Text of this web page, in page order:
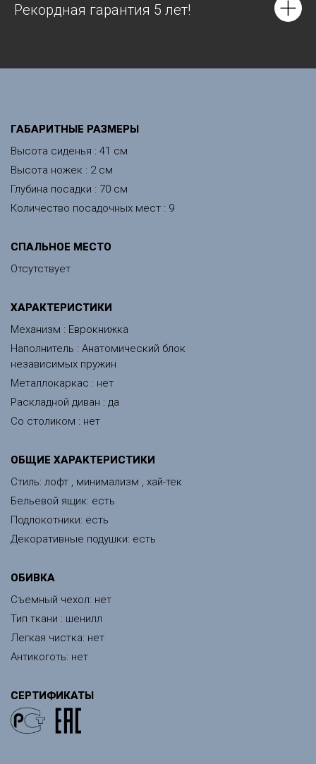
Рекордная гарантия 5 лет!
ГАБАРИТНЫЕ РАЗМЕРЫ
Высота сиденья : 41 см
Высота ножек : 2 см
Глубина посадки : 70 см
Количество посадочных мест : 9
СПАЛЬНОЕ МЕСТО
Отсутствует
ХАРАКТЕРИСТИКИ
Механизм : Еврокнижка
Наполнитель : Анатомический блок
независимых пружин
Металлокаркас : нет
Раскладной диван : да
Со столиком : нет
ОБЩИЕ ХАРАКТЕРИСТИКИ
Стиль: лофт , минимализм , хай-тек
Бельевой ящик: есть
Подлокотники: есть
Декоративные подушки: есть
ОБИВКА
Съемный чехол: нет
Тип ткани : шенилл
Легкая чистка: нет
Антикоготь: нет
СЕРТИФИКАТЫ